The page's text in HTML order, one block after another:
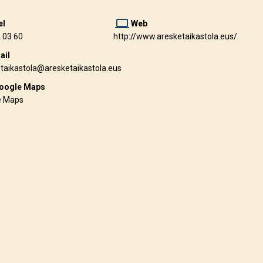
03 60
laptopWeb
http://www.aresketaikastola.eus/
Maps
Maps